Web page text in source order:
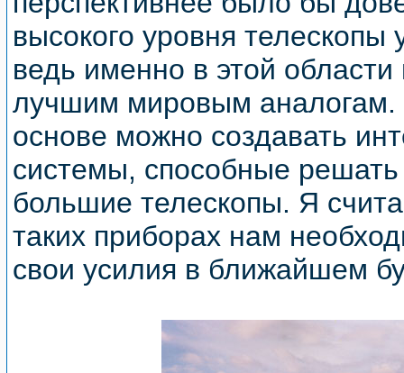
высокого уровня
ведь именно в этой
лучшим мировым аналогам.
основе можно создавать
системы, способные
большие телескопы. Я
таких приборах нам
свои усилия в ближайшем